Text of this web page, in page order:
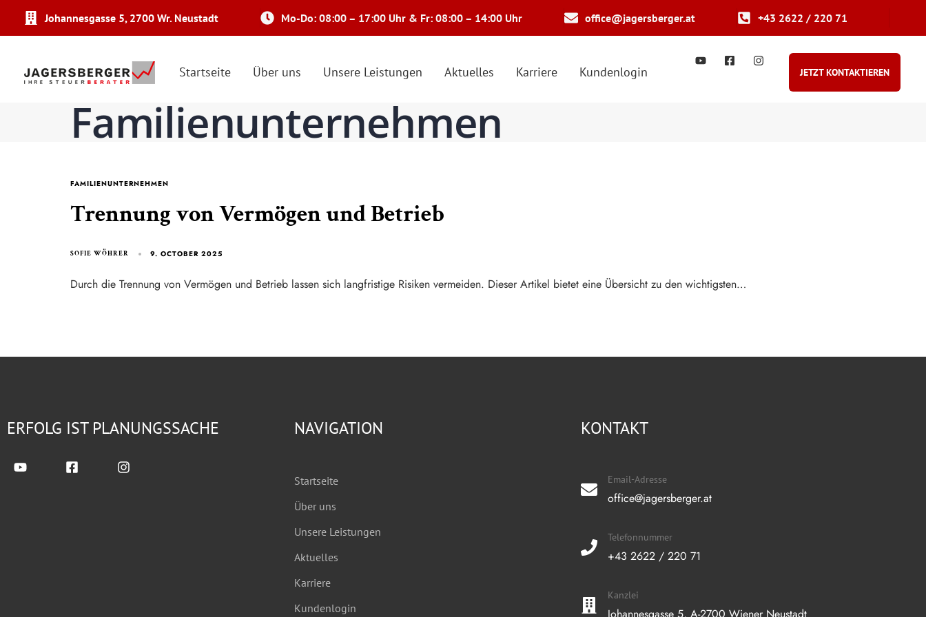
Johannesgasse 5, 2700 Wr. Neustadt Mo-Do: 08:00 – 17:00 Uhr & Fr: 08:00 – 14:00 Uhr office@jagersberger.at +43 2622 / 220 71
Startseite Über uns Unsere Leistungen Aktuelles Karriere Kundenlogin JETZT KONTAKTIEREN
Familienunternehmen
FAMILIENUNTERNEHMEN
Trennung von Vermögen und Betrieb
SOFIE WÖHRER 9. OCTOBER 2025
Durch die Trennung von Vermögen und Betrieb lassen sich langfristige Risiken vermeiden. Dieser Artikel bietet eine Übersicht zu den wichtigsten…
ERFOLG IST PLANUNGSSACHE NAVIGATION
Startseite
Über uns
Unsere Leistungen
Aktuelles
Karriere
Kundenlogin
KONTAKT
Email-Adresse
office@jagersberger.at
Telefonnummer
+43 2622 / 220 71
Kanzlei
Johannesgasse 5, A-2700 Wiener Neustadt